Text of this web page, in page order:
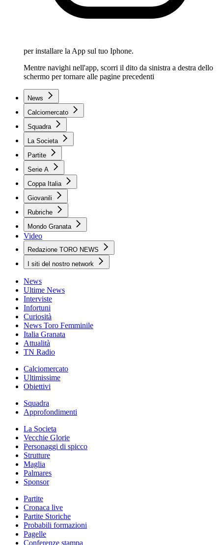
per installare la App sul tuo Iphone.
Mentre navighi nell'app, scorri il dito da sinistra a destra dello
schermo per tornare alle pagine precedenti
News
Calciomercato
Squadra
La Societa
Partite
Serie A
Coppa Italia
Giovanili
Rubriche
Mondo Granata
Video
Redazione TORO NEWS
I siti del nostro network
News
Ultime News
Interviste
Infortuni
Curiosità
News Toro Femminile
Italia Granata
Attualità
TN Radio
Calciomercato
Ultimissime
Obiettivi
Squadra
Approfondimenti
La Societa
Vecchie Glorie
Personaggi di spicco
Strutture
Maglia
Palmares
Sponsor
Partite
Cronaca live
Partite Storiche
Probabili formazioni
Pagelle
Conferenze stampa